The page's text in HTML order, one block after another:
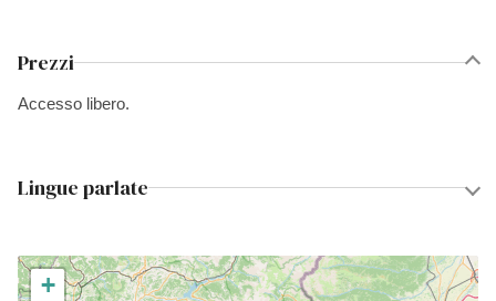
Prezzi
Accesso libero.
Lingue parlate
+